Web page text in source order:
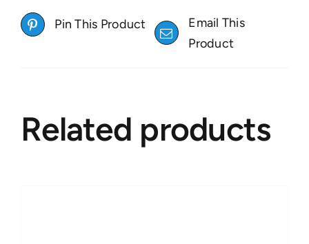
Pin This Product
Email This
Product
Related products